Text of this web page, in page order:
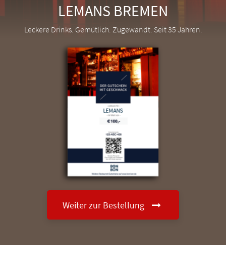
FÜR GASTRONOMEN
Leckere Drinks. Gemütlich. Zugewandt. Seit 35 Jahren.
LEMANS BREMEN
LEMANS
Weiter zur Bestellung